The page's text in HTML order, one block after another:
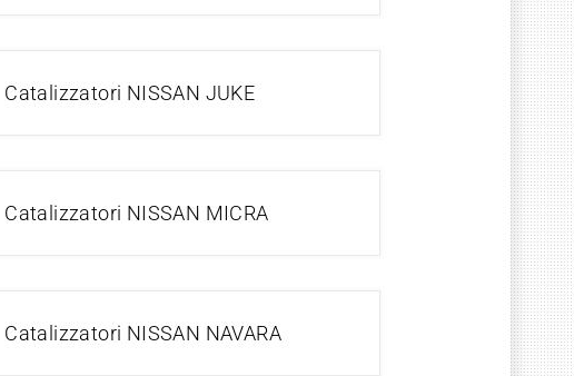
Catalizzatori NISSAN JUKE
Catalizzatori NISSAN MICRA
Catalizzatori NISSAN NAVARA